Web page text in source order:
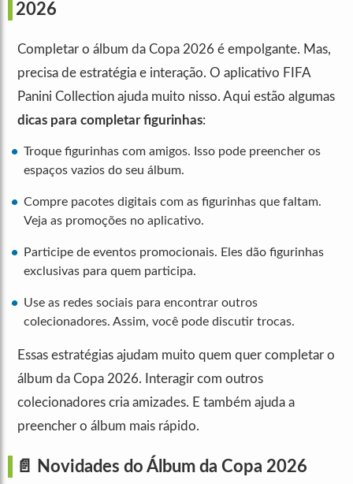
2026
Completar o álbum da Copa 2026 é empolgante. Mas,
precisa de estratégia e interação. O aplicativo FIFA
Panini Collection ajuda muito nisso. Aqui estão algumas
dicas para completar figurinhas:
Troque figurinhas com amigos. Isso pode preencher os
espaços vazios do seu álbum.
Compre pacotes digitais com as figurinhas que faltam.
Veja as promoções no aplicativo.
Participe de eventos promocionais. Eles dão figurinhas
exclusivas para quem participa.
Use as redes sociais para encontrar outros
colecionadores. Assim, você pode discutir trocas.
Essas estratégias ajudam muito quem quer completar o
álbum da Copa 2026. Interagir com outros
colecionadores cria amizades. E também ajuda a
preencher o álbum mais rápido.
📄 Novidades do Álbum da Copa 2026